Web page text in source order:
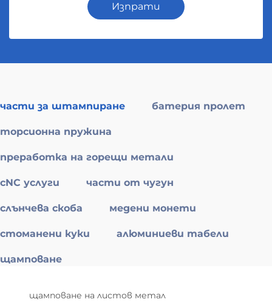
Изпрати
части за штампиране батерия пролет
торсионна пружина
преработка на горещи метали
cNC услуги части от чугун
слънчева скоба медени монети
стоманени куки алюминиеви табели
щамповане
щамповане на листов метал